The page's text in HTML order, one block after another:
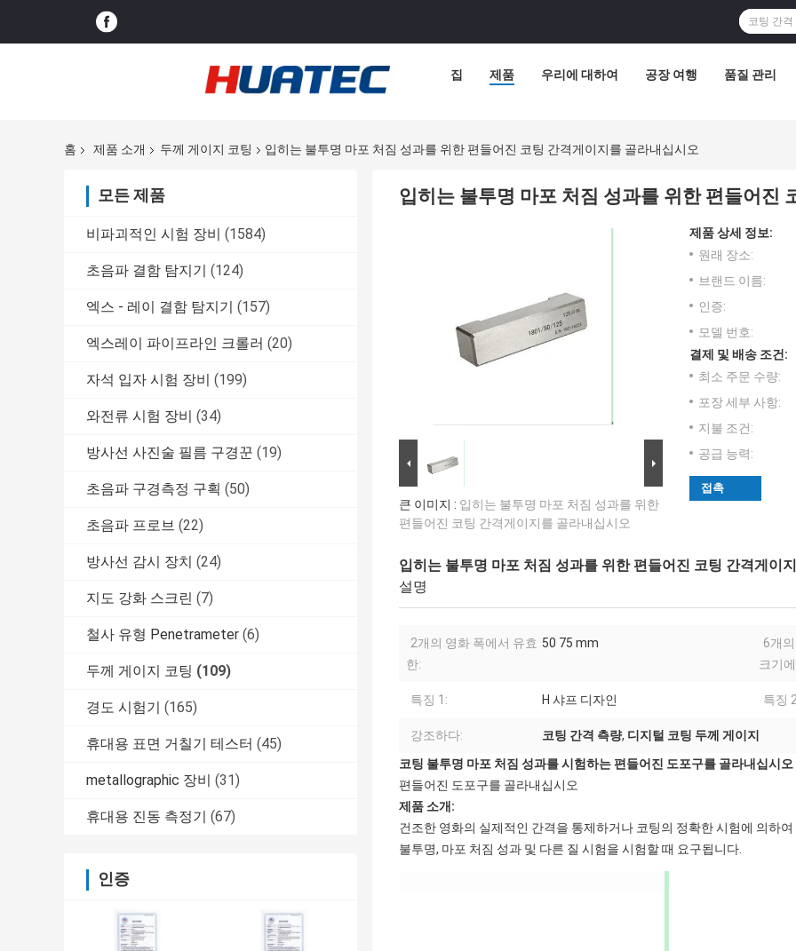
집 제품 우리에 대하여 공장 여행 품질 관리
홈 제품 소개 두께 게이지 코팅 입히는 불투명 마포 처짐 성과를 위한 편들어진 코팅 간격게이지를 골라내십시오
모든 제품
비파괴적인 시험 장비 (1584)
초음파 결함 탐지기 (124)
엑스 - 레이 결함 탐지기 (157)
엑스레이 파이프라인 크롤러 (20)
자석 입자 시험 장비 (199)
와전류 시험 장비 (34)
방사선 사진술 필름 구경꾼 (19)
초음파 구경측정 구획 (50)
초음파 프로브 (22)
방사선 감시 장치 (24)
지도 강화 스크린 (7)
철사 유형 Penetrameter (6)
두께 게이지 코팅 (109)
경도 시험기 (165)
휴대용 표면 거칠기 테스터 (45)
metallographic 장비 (31)
휴대용 진동 측정기 (67)
인증
입히는 불투명 마포 처짐 성과를 위한 편들어진
큰 이미지 : 입히는 불투명 마포 처짐 성과를 위한
편들어진 코팅 간격게이지를 골라내십시오
제품 상세 정보:
원래 장소:
브랜드 이름:
인증:
모델 번호:
결제 및 배송 조건:
최소 주문 수량:
포장 세부 사항:
지불 조건:
공급 능력:
접촉
입히는 불투명 마포 처짐 성과를 위한 편들어진 코팅 간격게이
설명
2개의 영화 폭에서 유효
한:
50 75 mm
6개
크기
특징 1: H 샤프 디자인 특징
강조하다: 코팅 간격 측량, 디지털 코팅 두께 게이지
코팅 불투명 마포 처짐 성과를 시험하는 편들어진 도포구를 골라내십시오
편들어진 도포구를 골라내십시오
제품 소개:
건조한 영화의 실제적인 간격을 통제하거나 코팅의 정확한 시험에 의하
불투명, 마포 처짐 성과 및 다른 질 시험을 시험할 때 요구됩니다.